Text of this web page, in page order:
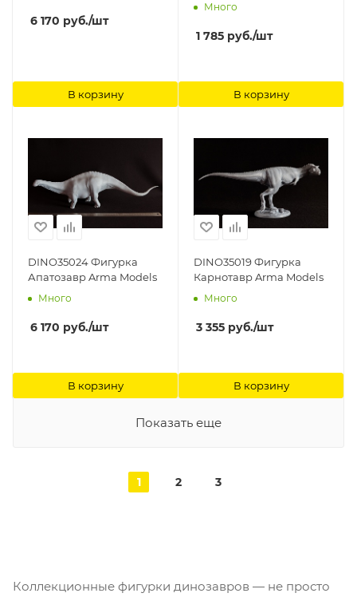
6 170 руб./шт
В корзину
Много
1 785 руб./шт
В корзину
DINO35024 Фигурка
Апатозавр Arma Models
Много
6 170 руб./шт
В корзину
DINO35019 Фигурка
Карнотавр Arma Models
Много
3 355 руб./шт
В корзину
Показать еще
1 2 3
Коллекционные фигурки динозавров — не просто